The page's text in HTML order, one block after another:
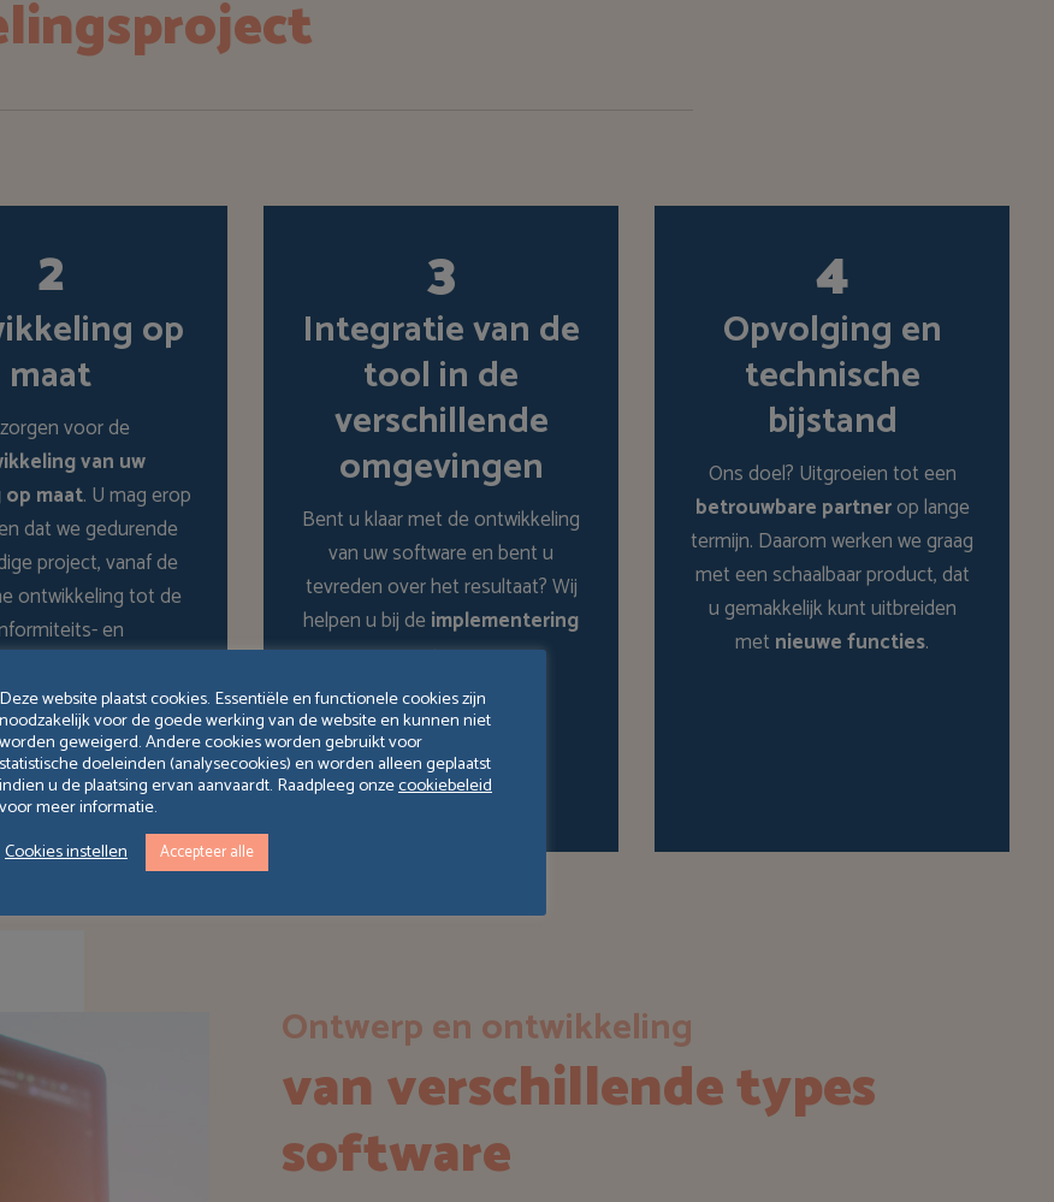
2
op
maat
voor de
van uw
maat. U mag erop
dat we gedurende
project, vanaf de
ontwikkeling tot de
en
een grote
aan de dag leggen
naar eenoptimale
binnen uw
teams.
3
Integratie van de
tool in de
verschillende
omgevingen
Bent u klaar met de ontwikkeling
van uw software en bent u
tevreden over het resultaat? Wij
helpen u bij de implementering
ervan.
4
Opvolging en
technische
bijstand
Ons doel? Uitgroeien tot een
betrouwbare partnerop lange
termijn. Daarom werken we graag
met een schaalbaar product, dat
u gemakkelijk kunt uitbreiden
met nieuwe functies.
Ontwerp en ontwikkeling
van verschillende types
software
Deze website plaatst cookies. Essentiële en functionele cookies zijn
noodzakelijk voor de goede werking van de website en kunnen niet
worden geweigerd. Andere cookies worden gebruikt voor
statistische doeleinden (analysecookies) en worden alleen geplaatst
indien u de plaatsing ervan aanvaardt. Raadpleeg onzecookiebeleid
voor meer informatie.
Cookies instellen
Accepteer alle